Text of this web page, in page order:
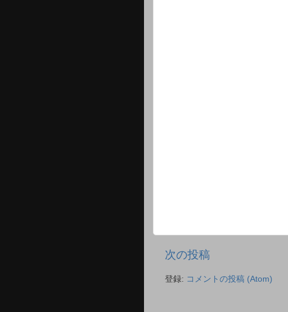
次の投稿
登録: コメントの投稿 (Atom)